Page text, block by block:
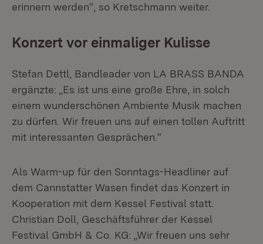
erinnern werden“, so Kretschmann weiter.
Konzert vor einmaliger Kulisse
Stefan Dettl, Bandleader von LA BRASS BANDA
ergänzte: „Es ist uns eine große Ehre, in solch
einem wunderschönen Ambiente Musik machen
zu dürfen. Wir freuen uns auf einen tollen Auftritt
mit interessanten Gesprächen.“
Als Warm-up für den Sonntags-Headliner auf
dem Cannstatter Wasen findet das Konzert in
Kooperation mit dem Kessel Festival statt.
Christian Doll, Geschäftsführer der Kessel
Festival GmbH & Co. KG: „Wir freuen uns sehr